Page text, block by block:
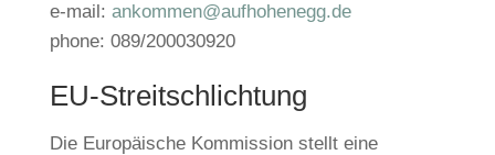
e-mail: ankommen@aufhohenegg.de
phone: 089/200030920
EU-Streitschlichtung
Die Europäische Kommission stellt eine